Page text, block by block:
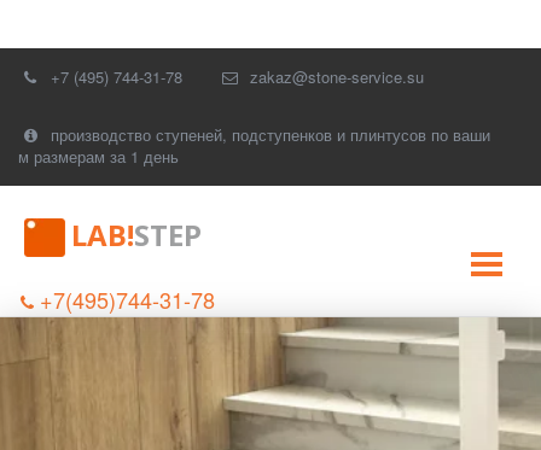
+7 (495) 744-31-78 zakaz@stone-service.su
производство ступеней, подступенков и плинтусов по ваши
м размерам за 1 день
LAB!STEP
+7(495)744-31-78